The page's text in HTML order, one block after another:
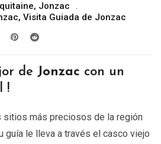
precios:
desde
299.00€
hasta
809.00€
, Jonzac
, Visita Guiada de Jonzac
de Jonzac con un
!
sitios más preciosos de la región
guía le lleva a través el casco viejo